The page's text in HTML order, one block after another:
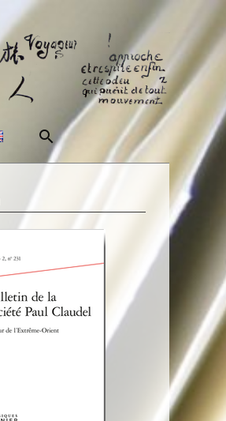
Rechercher